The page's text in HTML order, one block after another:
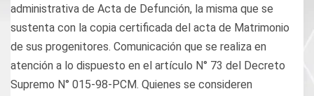
administrativa de Acta de Defunción, la misma que se
sustenta con la copia certificada del acta de Matrimonio
de sus progenitores. Comunicación que se realiza en
atención a lo dispuesto en el artículo N° 73 del Decreto
Supremo N° 015-98-PCM. Quienes se consideren